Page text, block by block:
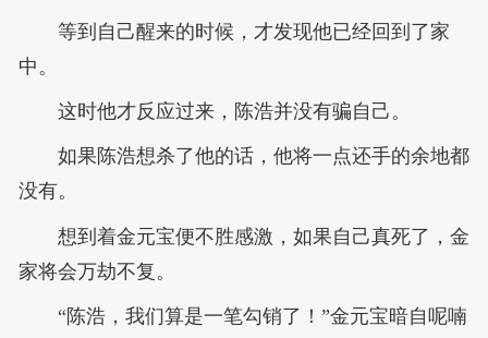
等到自己醒来的时候，才发现他已经回到了家
中。
这时他才反应过来，陈浩并没有骗自己。
如果陈浩想杀了他的话，他将一点还手的余地都
没有。
想到着金元宝便不胜感激，如果自己真死了，金
家将会万劫不复。
“陈浩，我们算是一笔勾销了！”金元宝暗自呢喃